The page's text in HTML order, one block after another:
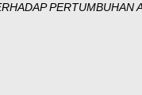
PERTUMBUHAN